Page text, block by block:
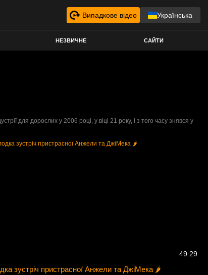
Випадкове відео Українська
НЕЗВИЧНЕ САЙТИ
для дорослих у 2006 році, у віці 21 року, і з того часу знявся у
49:29
зустріч пристрасної Анжели та ДжіМека 🌶️